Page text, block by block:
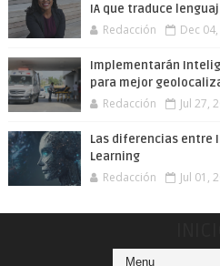
IA que traduce
Redacción Dec
Implementarán
para mejor
Redacción Jul 27,
Las diferencias entre
Learning
Redacción Jul 01,